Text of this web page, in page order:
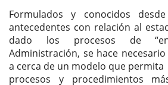
Formulados y conocidos
antecedentes con relación al
dado los procesos de
Administración, se hace
a cerca de un modelo que
procesos y procedimientos